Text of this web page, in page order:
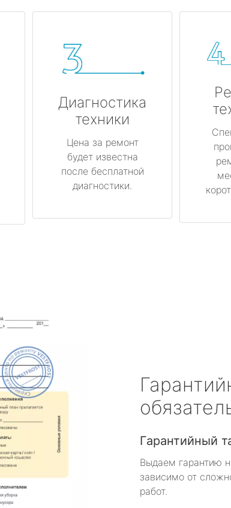
Диагностика
техники
Цена за ремонт
будет известна
после бесплатной
диагностики.
Гарантийный
Выдаем гарантию
зависимо от
работ.